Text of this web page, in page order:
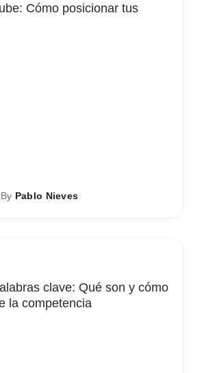
Cómo posicionar tus
By Pablo Nieves
clave: Qué son y cómo
la competencia